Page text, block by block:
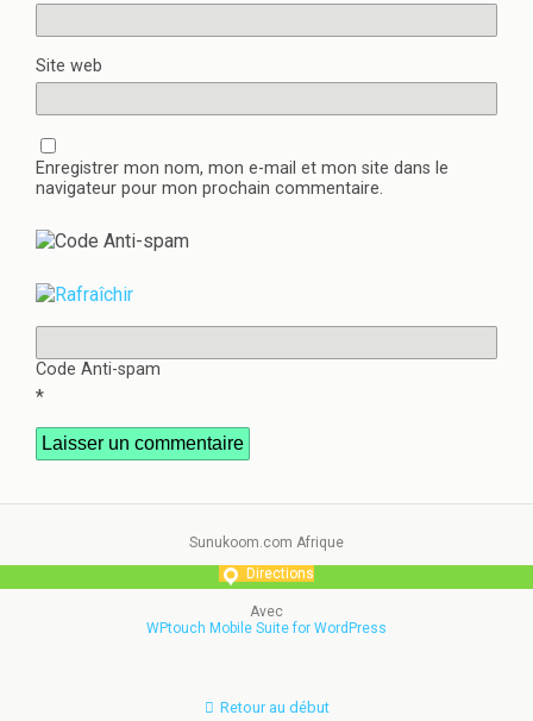
Site web
Enregistrer mon nom, mon e-mail et mon site dans le
navigateur pour mon prochain commentaire.
Code Anti-spam
*
Sunukoom.com Afrique
Directions
Avec
WPtouch Mobile Suite for WordPress
Retour au début